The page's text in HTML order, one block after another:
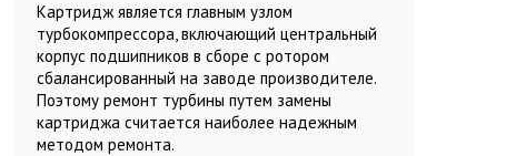
Картридж является главным узлом
турбокомпрессора, включающий центральный
корпус подшипников в сборе с ротором
сбалансированный на заводе производителе.
Поэтому ремонт турбины путем замены
картриджа считается наиболее надежным
методом ремонта.